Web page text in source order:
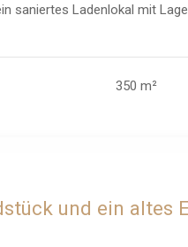
saniertes Ladenlokal mit
350 m²
und ein altes